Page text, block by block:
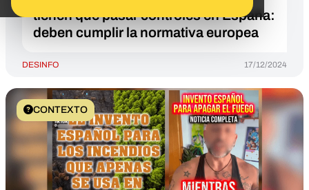
tienen que pasar controles en España:
deben cumplir la normativa europea
DESINFO 17/12/2024
CONTEXTO